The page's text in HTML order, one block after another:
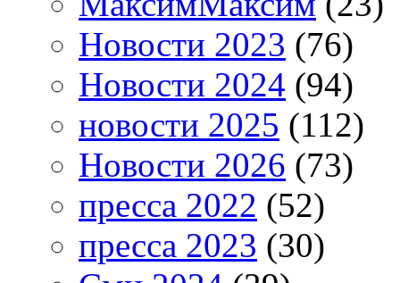
Новости 2023 (76)
Новости 2024 (94)
новости 2025 (112)
Новости 2026 (73)
пресса 2022 (52)
пресса 2023 (30)